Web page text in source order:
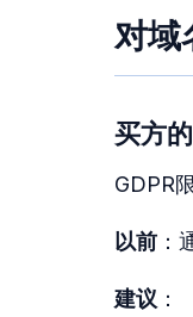
对域
买方
GDPR
以前 ：
建议 ：